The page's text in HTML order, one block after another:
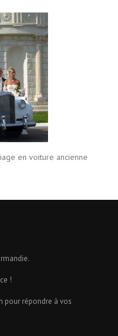
en voiture ancienne
!
pour répondre à vos